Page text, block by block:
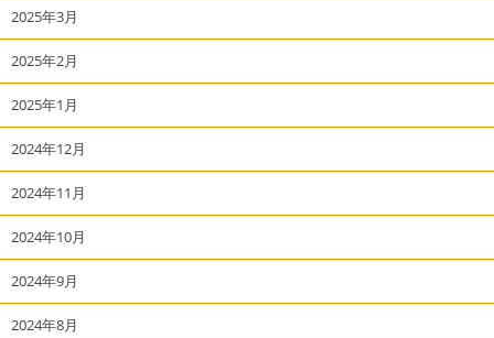
2025年3月
2025年2月
2025年1月
2024年12月
2024年11月
2024年10月
2024年9月
2024年8月